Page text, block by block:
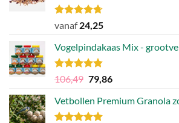
Gewaardeerd
uit 5
vanaf24,25
Vogelpindakaas Mix -
Gewaardeerd
uit 5
106,49 Oorspronkelijke
was:
106,49.
79,86Huidige
is:
Vetbollen Premium Granola